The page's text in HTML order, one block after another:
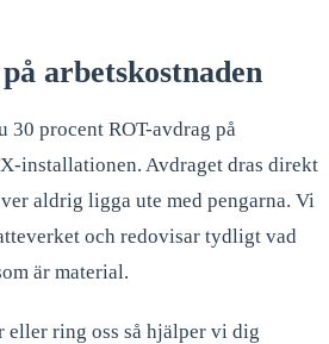
arbetskostnaden
30 procent ROT-avdrag på
installationen. Avdraget dras direkt
aldrig ligga ute med pengarna. Vi
och redovisar tydligt vad
är material.
eller ring oss så hjälper vi dig